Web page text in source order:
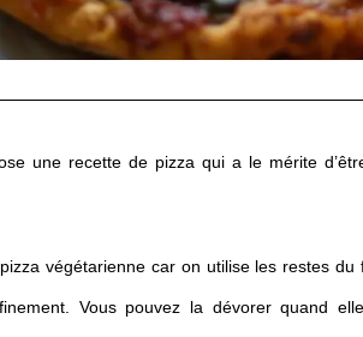
une recette de pizza qui a le mérite
végétarienne car on utilise les restes du
Vous pouvez la dévorer quand